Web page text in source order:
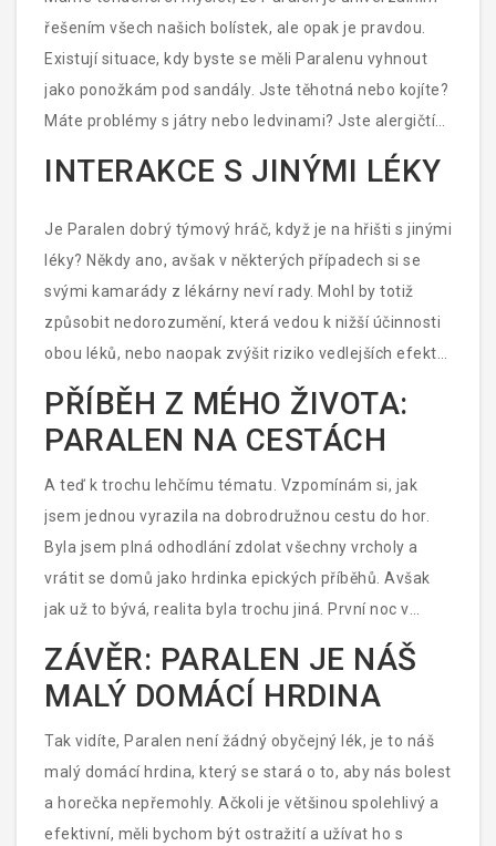
si dopřejete tu úlevu, přečtěte si pečlivě návod a
dodržujte doporučené dávkování, aby váš tělesný
orchestr hrál dál v harmonii.
řešením všech našich bolístek, ale opak je pravdou.
Existují situace, kdy byste se měli Paralenu vyhnout
jako ponožkám pod sandály. Jste těhotná nebo kojíte?
Máte problémy s játry nebo ledvinami? Jste alergičtí
na paracetamol? Pak je čas hledat jiného pomocníka.
Paracetamol může v těhotenství přinést více otázek
INTERAKCE S JINÝMI LÉKY
Je Paralen dobrý týmový hráč, když je na hřišti s jinými
léky? Někdy ano, avšak v některých případech si se
svými kamarády z lékárny neví rady. Mohl by totiž
způsobit nedorozumění, která vedou k nižší účinnosti
obou léků, nebo naopak zvýšit riziko vedlejších efektů.
Pokud tedy užíváte jiná léčiva, považujte Paralen za
toho klidného spolužáka, o kterého se stojí za to se
opřít, ale také jako o toho, který může způsobit malé
zmatek, pokud mu nedáte přesně to, co potřebuje.
Tedy před kombinováním s jinými léčivy je vždy
namístě konzultace s doktorem nebo s lékárníkem,
aby se zabránilo případným lékovým nesnázím.
PŘÍBĚH Z MÉHO ŽIVOTA:
PARALEN NA CESTÁCH
A teď k trochu lehčímu tématu. Vzpomínám si, jak
jsem jednou vyrazila na dobrodružnou cestu do hor.
Byla jsem plná odhodlání zdolat všechny vrcholy a
vrátit se domů jako hrdinka epických příběhů. Avšak
jak už to bývá, realita byla trochu jiná. První noc v
chatě na horách a boom, horečka a bolesti z ničeho
nic jako nezvaní hosté na večírku. A víte co? Jediný,
kdo stál po mém boku v téhle nečekané situaci, byl
Paralen. Sice nešlo o magické vyléčení, ale vděčně
jsem přijala tu pomocnou ruku, která mi pomohla
přetrpět nejhorší a budovat na pozitivním obratu v
mém horském příběhu. Ačkoliv ne všechny historky s
ZÁVĚR: PARALEN JE NÁŠ
MALÝ DOMÁCÍ HRDINA
Tak vidíte, Paralen není žádný obyčejný lék, je to náš
malý domácí hrdina, který se stará o to, aby nás bolest
a horečka nepřemohly. Ačkoli je většinou spolehlivý a
efektivní, měli bychom být ostražití a užívat ho s